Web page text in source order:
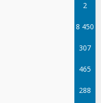
5
2
8 450
307
465
288